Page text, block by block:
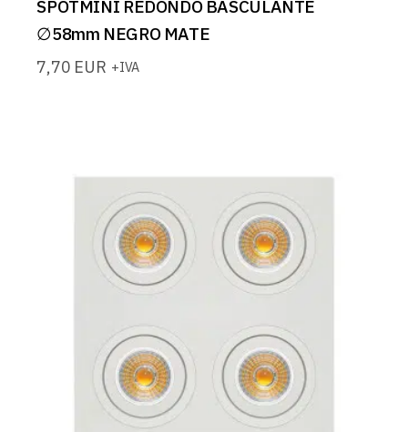
SPOTMINI REDONDO BASCULANTE
∅58mm NEGRO MATE
7,70 EUR +IVA